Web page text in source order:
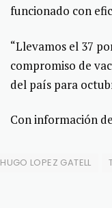
funcionado con
“Llevamos el 37
compromiso de
del país para
Con información
HUGO LOPEZ GATELL